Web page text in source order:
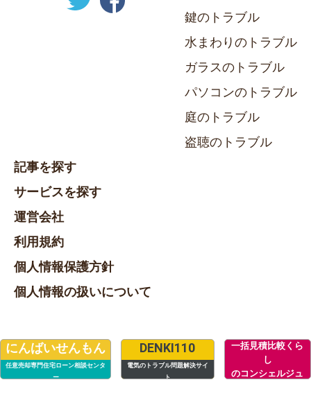
鍵のトラブル
水まわりのトラブル
ガラスのトラブル
パソコンのトラブル
庭のトラブル
盗聴のトラブル
記事を探す
サービスを探す
運営会社
利用規約
個人情報保護方針
個人情報の扱いについて
にんばいせんもん
任意売却専門住宅ローン相談センタ
ー
DENKI110
電気のトラブル問題解決サイ
ト
一括見積比較くら
し
のコンシェルジュ